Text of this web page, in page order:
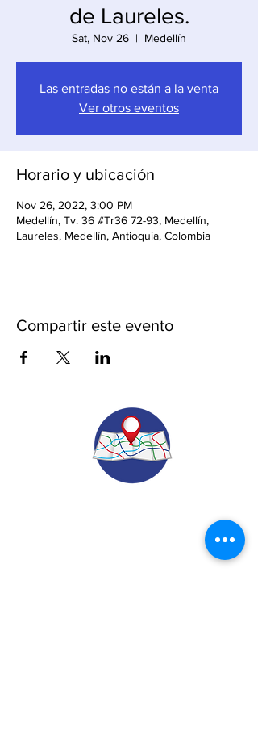
de Laureles.
Sat, Nov 26
  |
Medellín
Las entradas no están a la venta
Ver otros eventos
Horario y ubicación
Nov 26, 2022, 3:00 PM
Medellín, Tv. 36 #Tr36 72-93, Medellín,
Laureles, Medellín, Antioquia, Colombia
Compartir este evento